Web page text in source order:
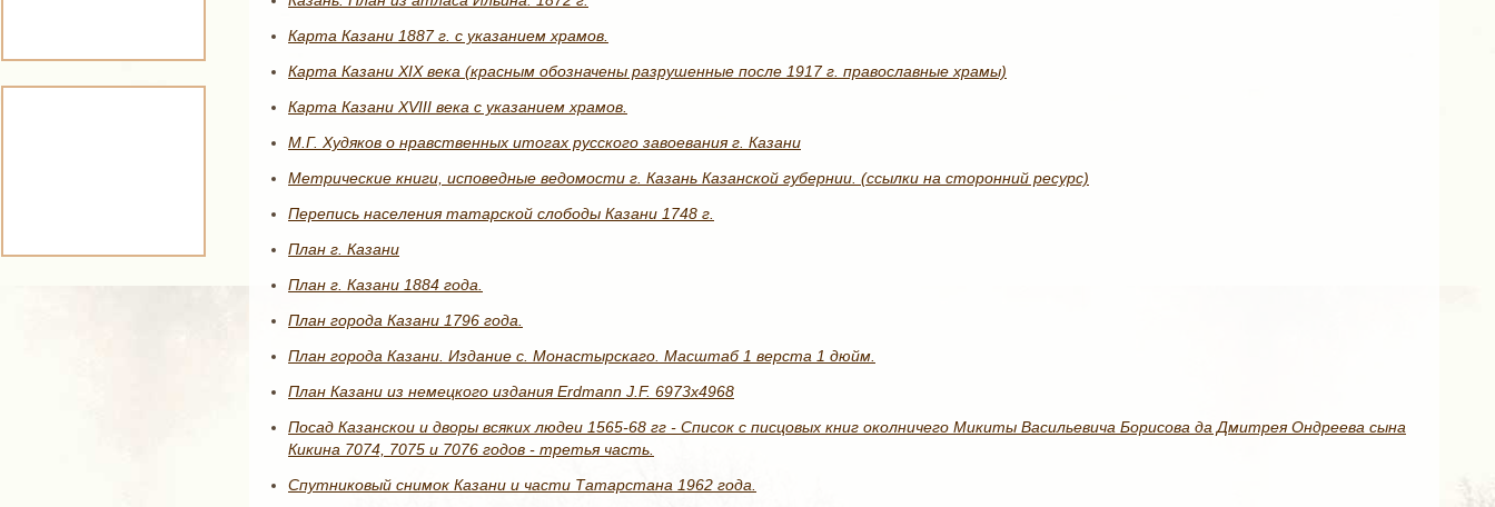
Карта Казани 1887 г. с указанием храмов.
Карта Казани XIX века (красным обозначены разрушенные после 1917 г. православные храмы)
Карта Казани XVIII века с указанием храмов.
М.Г. Худяков о нравственных итогах русского завоевания г. Казани
Метрические книги, исповедные ведомости г. Казань Казанской губернии. (ссылки на сторонний ресурс)
Перепись населения татарской слободы Казани 1748 г.
План г. Казани
План г. Казани 1884 года.
План города Казани 1796 года.
План города Казани. Издание с. Монастырскаго. Масштаб 1 верста 1 дюйм.
План Казани из немецкого издания Erdmann J.F. 6973x4968
Посад Казанскои и дворы всяких людеи 1565-68 гг - Список с писцовых книг околничего Микиты Васильевича Борисова да Дмитрея Ондреева сына
Кикина 7074, 7075 и 7076 годов - третья часть.
Спутниковый снимок Казани и части Татарстана 1962 года.